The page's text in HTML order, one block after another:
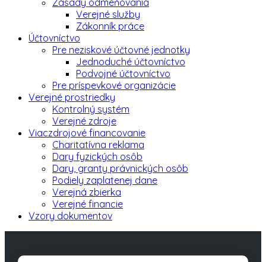
Zásady odmeňovania
Verejné služby
Zákonník práce
Účtovníctvo
Pre neziskové účtovné jednotky
Jednoduché účtovníctvo
Podvojné účtovníctvo
Pre príspevkové organizácie
Verejné prostriedky
Kontrolný systém
Verejné zdroje
Viaczdrojové financovanie
Charitatívna reklama
Dary fyzických osôb
Dary, granty právnických osôb
Podiely zaplatenej dane
Verejná zbierka
Verejné financie
Vzory dokumentov